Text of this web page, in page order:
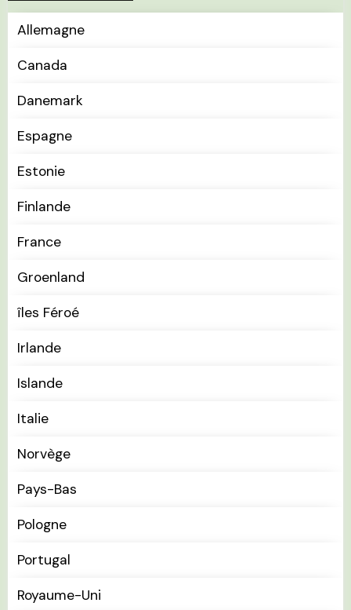
Allemagne
Canada
Danemark
Espagne
Estonie
Finlande
France
Groenland
îles Féroé
Irlande
Islande
Italie
Norvège
Pays-Bas
Pologne
Portugal
Royaume-Uni